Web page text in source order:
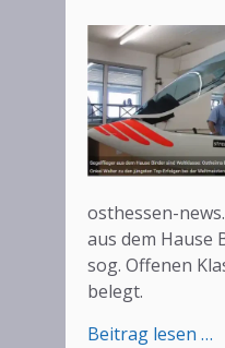
osthessen-
aus dem Hause
sog. Offenen
belegt.
Beitrag lesen …